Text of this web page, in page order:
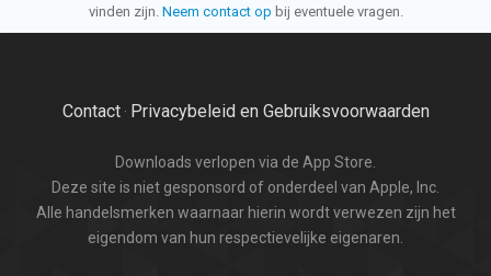
vinden zijn. Neem contact op bij eventuele vragen.
Contact· Privacybeleid en Gebruiksvoorwaarden
Downloads verlopen via de App Store.
Deze site is niet gesponsord of onderdeel van Apple, Inc.
Alle handelsmerken waarnaar hierin wordt verwezen zijn het
eigendom van hun respectievelijke eigenaren.